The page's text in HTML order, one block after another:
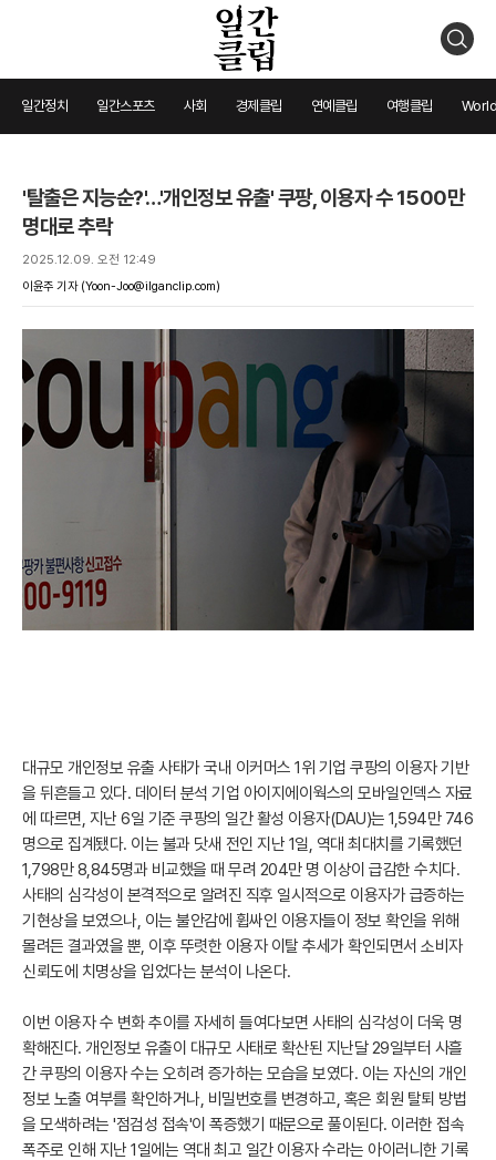
검
일간정치 일간스포츠 사회 경제클립 연예클립 여행클립
'탈출은 지능순?'…'개인정보 유출' 쿠팡, 이용자 수 1500만
명대로 추락
2025.12.09. 오전 12:49
이윤주 기자 (Yoon-Joo@ilganclip.com)
대규모 개인정보 유출 사태가 국내 이커머스 1위 기업 쿠팡의 이용자 기반
을 뒤흔들고 있다. 데이터 분석 기업 아이지에이웍스의 모바일인덱스 자료
에 따르면, 지난 6일 기준 쿠팡의 일간 활성 이용자(DAU)는 1,594만 746
명으로 집계됐다. 이는 불과 닷새 전인 지난 1일, 역대 최대치를 기록했던
1,798만 8,845명과 비교했을 때 무려 204만 명 이상이 급감한 수치다.
사태의 심각성이 본격적으로 알려진 직후 일시적으로 이용자가 급증하는
기현상을 보였으나, 이는 불안감에 휩싸인 이용자들이 정보 확인을 위해
몰려든 결과였을 뿐, 이후 뚜렷한 이용자 이탈 추세가 확인되면서 소비자
신뢰도에 치명상을 입었다는 분석이 나온다.
이번 이용자 수 변화 추이를 자세히 들여다보면 사태의 심각성이 더욱 명
확해진다. 개인정보 유출이 대규모 사태로 확산된 지난달 29일부터 사흘
간 쿠팡의 이용자 수는 오히려 증가하는 모습을 보였다. 이는 자신의 개인
정보 노출 여부를 확인하거나, 비밀번호를 변경하고, 혹은 회원 탈퇴 방법
을 모색하려는 '점검성 접속'이 폭증했기 때문으로 풀이된다. 이러한 접속
폭주로 인해 지난 1일에는 역대 최고 일간 이용자 수라는 아이러니한 기록